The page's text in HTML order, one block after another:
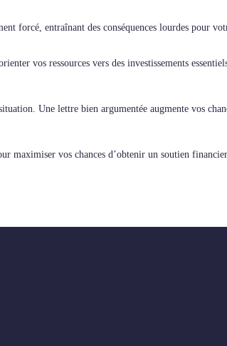
forcé, entraînant des conséquences lourdes pour
vos ressources vers des investissements
Une lettre bien argumentée augmente vos
maximiser vos chances d’obtenir un soutien